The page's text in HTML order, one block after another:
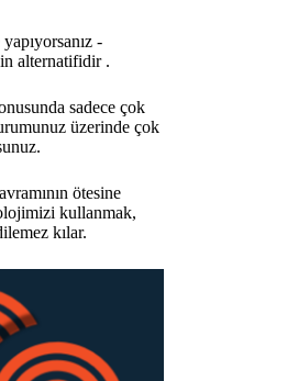
-
alternatifidir .
sadece çok
üzerinde çok
ötesine
kullanmak,
kılar.